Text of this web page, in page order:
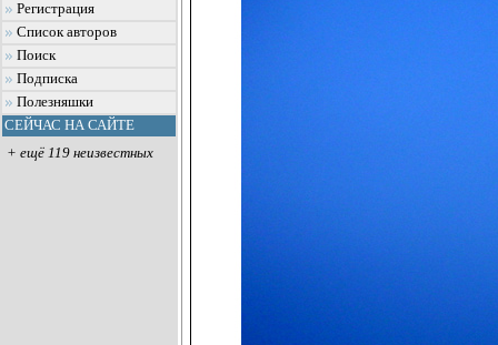
Регистрация
Список авторов
Поиск
Подписка
Полезняшки
СЕЙЧАС НА САЙТЕ
+ ещё 119 неизвестных